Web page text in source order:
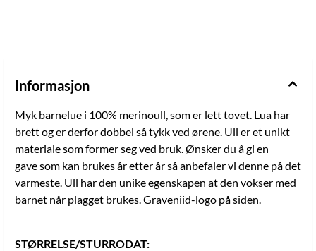
Informasjon
Myk barnelue i 100% merinoull, som er lett tovet. Lua har
brett og er derfor dobbel så tykk ved ørene. Ull er et unikt
materiale som former seg ved bruk. Ønsker du å gi en
gave som kan brukes år etter år så anbefaler vi denne på det
varmeste. Ull har den unike egenskapen at den vokser med
barnet når plagget brukes. Graveniid-logo på siden.
STØRRELSE/STURRODAT: